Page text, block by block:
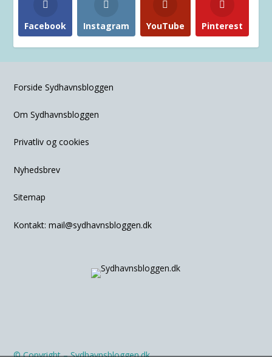
Facebook Instagram YouTube Pinterest
Forside Sydhavnsbloggen
Om Sydhavnsbloggen
Privatliv og cookies
Nyhedsbrev
Sitemap
Kontakt:mail@sydhavnsbloggen.dk
© Copyright – Sydhavnsbloggen.dk